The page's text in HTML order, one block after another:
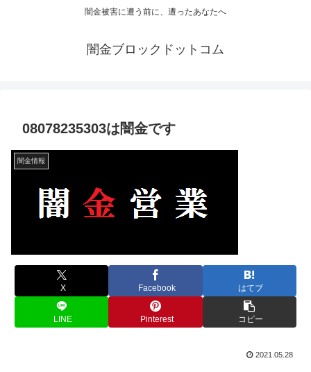
闇金被害に遭う前に、遭ったあなたへ
闇金ブロックドットコム
08078235303は闇金です
闇金情報
X Facebook はてブ
LINE Pinterest コピー
2021.05.28